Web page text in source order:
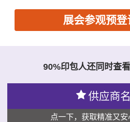
展会参观预登
90%印包人还同时查
供应商
点一下，获取精准又